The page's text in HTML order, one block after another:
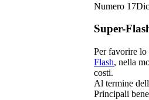
Numero 17
Super-
Per favorire
Flash, nella
costi.
Al termine
Principali